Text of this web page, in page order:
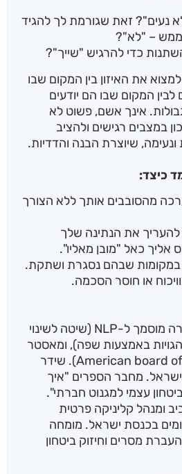
נעים"? זאת שגורמת לך להגיד
– "לא"?
כדי להרגיש "שייך"?
את האיזון בין המקום שבו
לבין המקום שבו הם יודעים
אינך אשם, פשוט לא
במצבים רגישים ולהציב
שיוצרת הבנה והדדיות.
כיצד:
מהסובבים אותך ללא הצורך
את הנתינה שלך
אליך כאל "מובן מאליו".
שבהם נסגרת ושתקת.
או חוסר הסכמה.
פז אושרן- מאסטר ומורה מוסמך ל-NLP (שיטה לשינוי
באמצעות שפה), ומאסטר
בהיפנוזה (American board of hypnosis). שידר
ישראל. מחבר הספרים "איך
עצמי למגנוט חברתי".
ומנהל קליניקה פרטית
בכנסת ישראל. מומחה
מסרים וחיזוק ביטחון